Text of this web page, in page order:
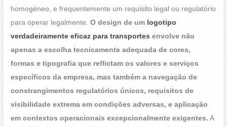
homogéneo, e frequentemente um requisito legal ou regulatório
para operar legalmente.O design de um logotipo
verdadeiramente eficaz para transportes envolve não
apenas a escolha tecnicamente adequada de cores,
formas e tipografia que reflictam os valores e serviços
específicos da empresa, mas também a navegação de
constrangimentos regulatórios únicos, requisitos de
visibilidade extrema em condições adversas, e aplicação
em contextos operacionais excepcionalmente exigentes. A